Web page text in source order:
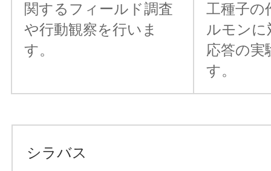
関するフィールド調査
や行動観察を行いま
す。
工種子の
ルモンに
応答の実
す。
シラバス